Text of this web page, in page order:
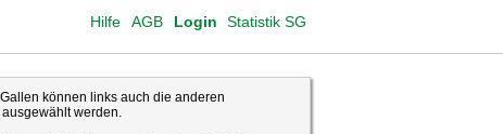
Login Statistik SG
AGB
Hilfe
können links auch die anderen
werden.